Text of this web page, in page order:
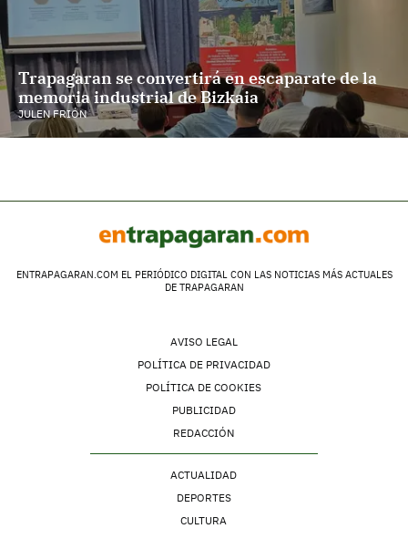
Trapagaran se convertirá en escaparate de la
memoria industrial de Bizkaia
JULEN FRIÓN
ENTRAPAGARAN.COM EL PERIÓDICO DIGITAL CON LAS NOTICIAS MÁS ACTUALES
DE TRAPAGARAN
AVISO LEGAL
POLÍTICA DE PRIVACIDAD
POLÍTICA DE COOKIES
PUBLICIDAD
REDACCIÓN
ACTUALIDAD
DEPORTES
CULTURA